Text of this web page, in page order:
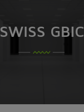
SWISS GBIC